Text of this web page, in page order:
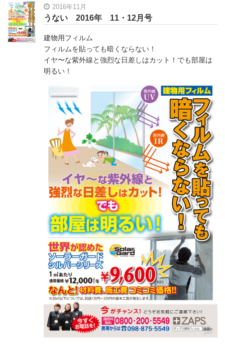
2016年11月
うない 2016年 11・12月号
建物用フィルム
フィルムを貼っても暗くならない！
イヤ〜な紫外線と強烈な日差しはカット！でも部屋は
明るい！